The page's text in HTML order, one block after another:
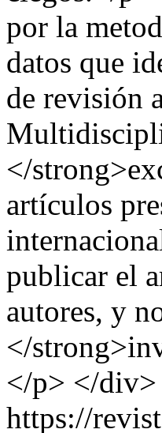
por la
datos que
de revisión
</
artículos
publicar el
autores, y
</
</p> </div>
https://